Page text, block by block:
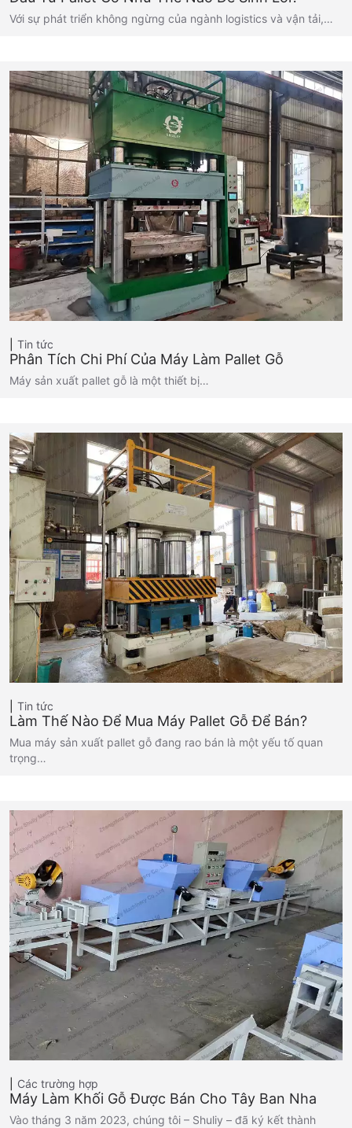
Với sự phát triển không ngừng của ngành logistics và vận tải,…
Tin tức
Phân Tích Chi Phí Của Máy Làm Pallet Gỗ
Máy sản xuất pallet gỗ là một thiết bị…
Tin tức
Làm Thế Nào Để Mua Máy Pallet Gỗ Để Bán?
Mua máy sản xuất pallet gỗ đang rao bán là một yếu tố quan
trọng…
Các trường hợp
Máy Làm Khối Gỗ Được Bán Cho Tây Ban Nha
Vào tháng 3 năm 2023, chúng tôi – Shuliy – đã ký kết thành